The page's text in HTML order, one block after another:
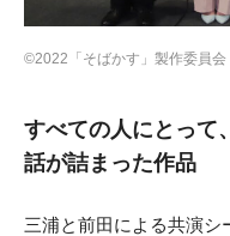
©︎2022「そばかす」製作委員会
すべての人にとって
話が詰まった作品
三浦と前田による共演シ